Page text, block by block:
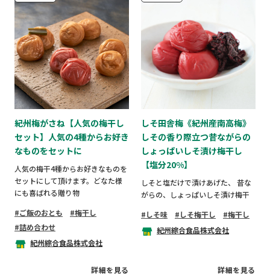
紀州梅がさね【人気の梅干し
セット】人気の4種からお好き
なものをセットに
人気の梅干4種からお好きなものを
セットにして頂けます。どなた様
にも喜ばれる贈り物
ご飯のおとも
梅干し
詰め合わせ
紀州綜合食品株式会社
詳細を見る
しそ田舎梅《紀州産南高梅》
しその香り際立つ昔ながらの
しょっぱいしそ漬け梅干し
【塩分20%】
しそと塩だけで漬けあげた、 昔な
がらの、しょっぱいしそ漬け梅干
しそ味
しそ梅干し
梅干し
紀州綜合食品株式会社
詳細を見る